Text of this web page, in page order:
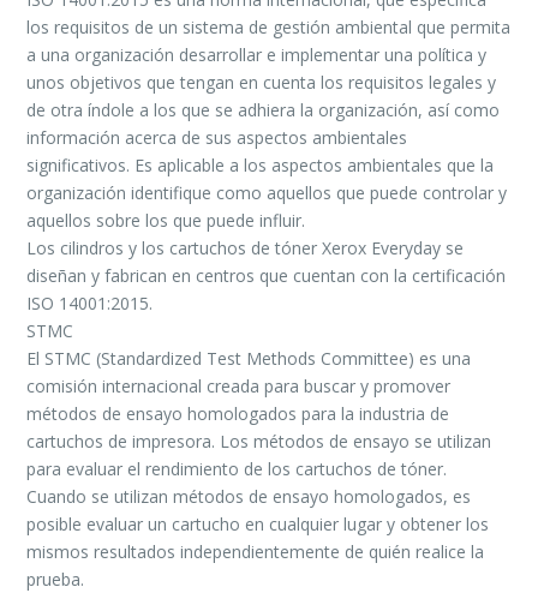
los requisitos de un sistema de gestión ambiental que permita
a una organización desarrollar e implementar una política y
unos objetivos que tengan en cuenta los requisitos legales y
de otra índole a los que se adhiera la organización, así como
información acerca de sus aspectos ambientales
significativos. Es aplicable a los aspectos ambientales que la
organización identifique como aquellos que puede controlar y
aquellos sobre los que puede influir.
Los cilindros y los cartuchos de tóner Xerox Everyday se
diseñan y fabrican en centros que cuentan con la certificación
ISO 14001:2015.
STMC
El STMC (Standardized Test Methods Committee) es una
comisión internacional creada para buscar y promover
métodos de ensayo homologados para la industria de
cartuchos de impresora. Los métodos de ensayo se utilizan
para evaluar el rendimiento de los cartuchos de tóner.
Cuando se utilizan métodos de ensayo homologados, es
posible evaluar un cartucho en cualquier lugar y obtener los
mismos resultados independientemente de quién realice la
prueba.